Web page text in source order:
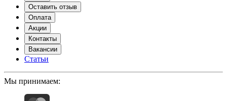
Оставить отзыв
Оплата
Акции
Контакты
Вакансии
Статьи
Мы принимаем: